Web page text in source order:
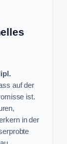
auf der
ist.
in der